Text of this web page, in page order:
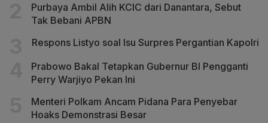
Purbaya Ambil Alih KCIC dari Danantara, Sebut
Tak Bebani APBN
Respons Listyo soal Isu Surpres Pergantian Kapolri
Prabowo Bakal Tetapkan Gubernur BI Pengganti
Perry Warjiyo Pekan Ini
Menteri Polkam Ancam Pidana Para Penyebar
Hoaks Demonstrasi Besar